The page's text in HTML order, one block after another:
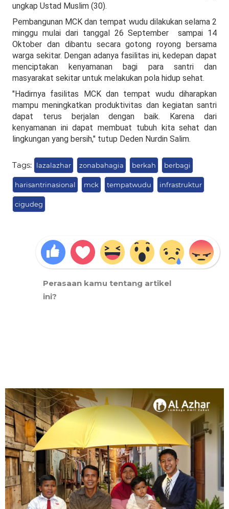
ungkap Ustad Muslim (30).
Pembangunan MCK dan tempat wudu dilakukan selama 2
minggu mulai dari tanggal 26 September sampai 14
Oktober dan dibantu secara gotong royong bersama
warga sekitar. Dengan adanya fasilitas ini, kedepan dapat
menciptakan kenyamanan bagi para santri dan
masyarakat sekitar untuk melakukan pola hidup sehat.
"Hadirnya fasilitas MCK dan tempat wudu diharapkan
mampu meningkatkan produktivitas dan kegiatan santri
dapat terus berjalan dengan baik. Karena dari
kenyamanan ini dapat membuat tubuh kita sehat dan
lingkungan yang bersih," tutup Deden Nurdin Salim.
Tags: lazalazhar zonabahagia berkah berbagi
harisantrinasional mck tempatwudu infrastruktur
cigudeg
Perasaan kamu tentang artikel
ini?